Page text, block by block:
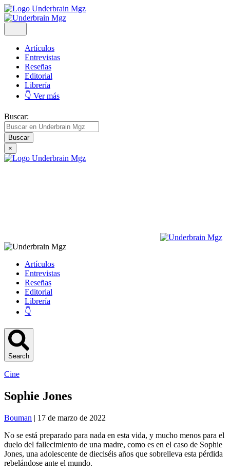
Artículos
Entrevistas
Reseñas
Editorial
Librería
👇 Ver más
Buscar:
×
Artículos
Entrevistas
Reseñas
Editorial
Librería
👇
Search
Cine
Sophie Jones
Bouman | 17 de marzo de 2022
No se está preparado para nada en esta vida, y mucho menos para el
duelo del fallecimiento de una madre, como es en el caso de Sophie
Jones, una adolescente de dieciséis años que sobrelleva esta pérdida
rebelándose ante el mundo.